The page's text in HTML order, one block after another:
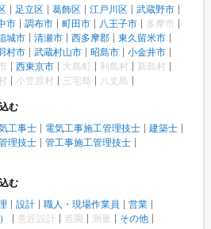
足立区 葛飾区 江戸川区
武蔵野市
市 調布市 町田市 八王子市
多摩市
城市 清瀬市 西多摩郡
東久留米市
村市 武蔵村山市 昭島市
小金井市
西東京市 大島町 利島村
新島村
小笠原村 三宅島 八丈島
む
工事士 電気工事施工管理技士
建築士
理技士
管工事施工管理技士
む
設計 職人・現場作業員
営業
意匠設計 造園 測量 その他